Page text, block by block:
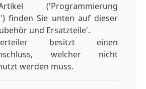
('Programmierung
finden Sie unten auf dieser
und Ersatzteile'.
besitzt einen
welcher nicht
werden muss.